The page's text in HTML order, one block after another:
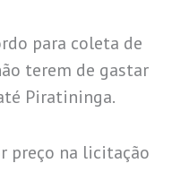
para coleta de
terem de gastar
Piratininga.
preço na licitação